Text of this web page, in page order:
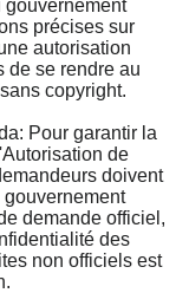
gouvernement
précises sur
autorisation
de se rendre au
copyright.
Pour garantir la
de
doivent
demande officiel,
des
non officiels est